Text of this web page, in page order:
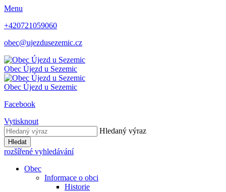
Menu
+420721059060
obec@ujezdusezemic.cz
Obec Újezd u Sezemic
Obec Újezd u Sezemic
Facebook
Vytisknout
Hledaný výraz
Hledat
rozšířené vyhledávání
Obec
Informace o obci
Historie